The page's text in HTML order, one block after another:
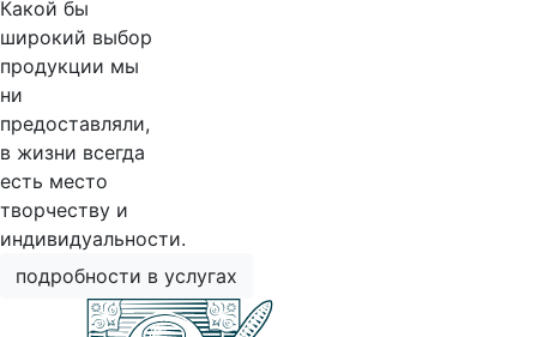
Какой бы
широкий выбор
продукции мы
ни
предоставляли,
в жизни всегда
есть место
творчеству и
индивидуальности.
подробности в услугах